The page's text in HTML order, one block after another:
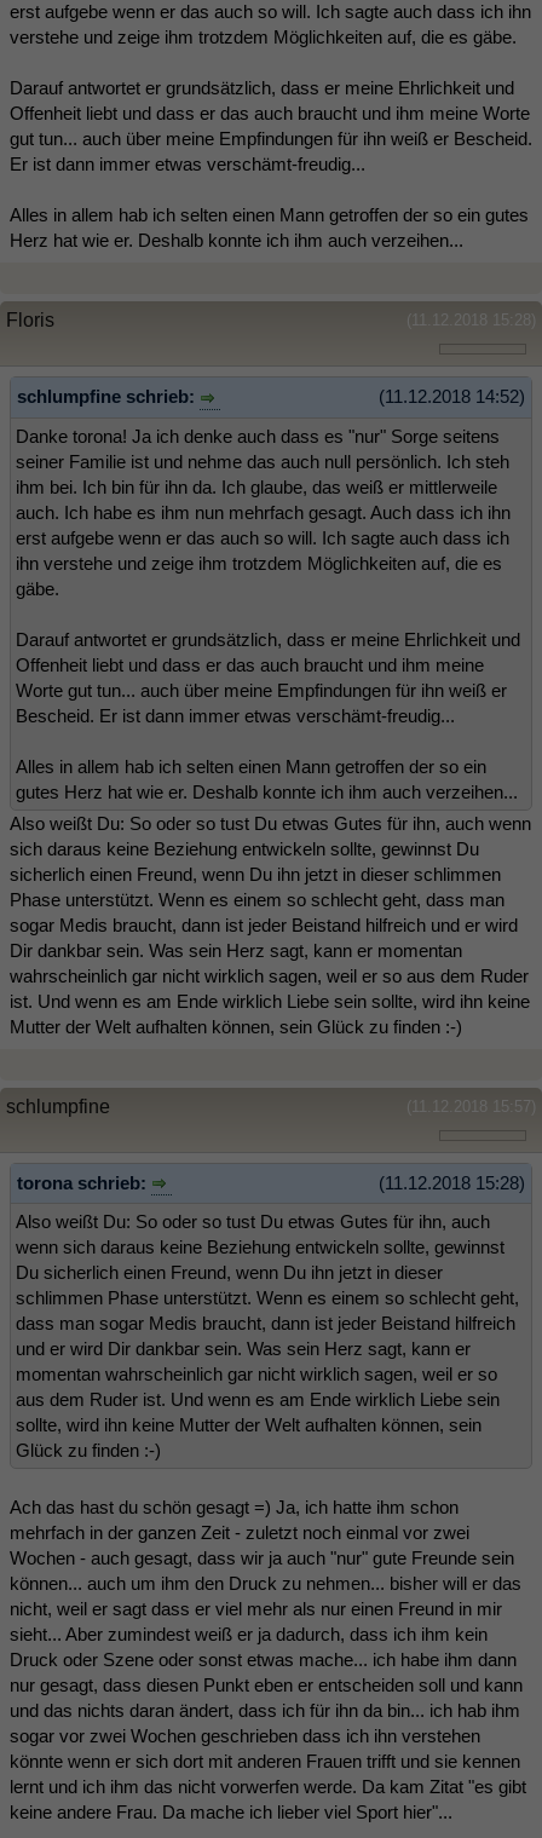
erst aufgebe wenn er das auch so will. Ich sagte auch dass ich ihn
verstehe und zeige ihm trotzdem Möglichkeiten auf, die es gäbe.
Darauf antwortet er grundsätzlich, dass er meine Ehrlichkeit und
Offenheit liebt und dass er das auch braucht und ihm meine Worte
gut tun... auch über meine Empfindungen für ihn weiß er Bescheid.
Er ist dann immer etwas verschämt-freudig...
Alles in allem hab ich selten einen Mann getroffen der so ein gutes
Herz hat wie er. Deshalb konnte ich ihm auch verzeihen...
(11.12.2018 15:28)
Floris
(11.12.2018 14:52)
schlumpfine schrieb:
Danke torona! Ja ich denke auch dass es "nur" Sorge seitens
seiner Familie ist und nehme das auch null persönlich. Ich steh
ihm bei. Ich bin für ihn da. Ich glaube, das weiß er mittlerweile
auch. Ich habe es ihm nun mehrfach gesagt. Auch dass ich ihn
erst aufgebe wenn er das auch so will. Ich sagte auch dass ich
ihn verstehe und zeige ihm trotzdem Möglichkeiten auf, die es
gäbe.
Darauf antwortet er grundsätzlich, dass er meine Ehrlichkeit und
Offenheit liebt und dass er das auch braucht und ihm meine
Worte gut tun... auch über meine Empfindungen für ihn weiß er
Bescheid. Er ist dann immer etwas verschämt-freudig...
Alles in allem hab ich selten einen Mann getroffen der so ein
gutes Herz hat wie er. Deshalb konnte ich ihm auch verzeihen...
Also weißt Du: So oder so tust Du etwas Gutes für ihn, auch wenn
sich daraus keine Beziehung entwickeln sollte, gewinnst Du
sicherlich einen Freund, wenn Du ihn jetzt in dieser schlimmen
Phase unterstützt. Wenn es einem so schlecht geht, dass man
sogar Medis braucht, dann ist jeder Beistand hilfreich und er wird
Dir dankbar sein. Was sein Herz sagt, kann er momentan
wahrscheinlich gar nicht wirklich sagen, weil er so aus dem Ruder
ist. Und wenn es am Ende wirklich Liebe sein sollte, wird ihn keine
Mutter der Welt aufhalten können, sein Glück zu finden :-)
(11.12.2018 15:57)
schlumpfine
(11.12.2018 15:28)
torona schrieb:
Also weißt Du: So oder so tust Du etwas Gutes für ihn, auch
wenn sich daraus keine Beziehung entwickeln sollte, gewinnst
Du sicherlich einen Freund, wenn Du ihn jetzt in dieser
schlimmen Phase unterstützt. Wenn es einem so schlecht geht,
dass man sogar Medis braucht, dann ist jeder Beistand hilfreich
und er wird Dir dankbar sein. Was sein Herz sagt, kann er
momentan wahrscheinlich gar nicht wirklich sagen, weil er so
aus dem Ruder ist. Und wenn es am Ende wirklich Liebe sein
sollte, wird ihn keine Mutter der Welt aufhalten können, sein
Glück zu finden :-)
Ach das hast du schön gesagt =) Ja, ich hatte ihm schon
mehrfach in der ganzen Zeit - zuletzt noch einmal vor zwei
Wochen - auch gesagt, dass wir ja auch "nur" gute Freunde sein
können... auch um ihm den Druck zu nehmen... bisher will er das
nicht, weil er sagt dass er viel mehr als nur einen Freund in mir
sieht... Aber zumindest weiß er ja dadurch, dass ich ihm kein
Druck oder Szene oder sonst etwas mache... ich habe ihm dann
nur gesagt, dass diesen Punkt eben er entscheiden soll und kann
und das nichts daran ändert, dass ich für ihn da bin... ich hab ihm
sogar vor zwei Wochen geschrieben dass ich ihn verstehen
könnte wenn er sich dort mit anderen Frauen trifft und sie kennen
lernt und ich ihm das nicht vorwerfen werde. Da kam Zitat "es gibt
keine andere Frau. Da mache ich lieber viel Sport hier"...